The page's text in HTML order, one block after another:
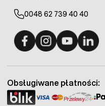
0048 62 739 40 40
Obsługiwane płatności: